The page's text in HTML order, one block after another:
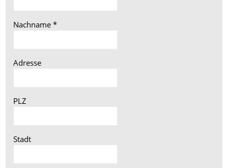
Nachname*
Adresse
PLZ
Stadt